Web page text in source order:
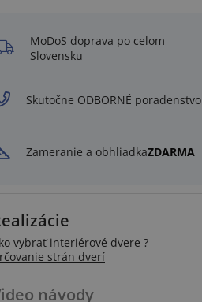
MoDoS doprava po celom
Slovensku
Skutočne ODBORNÉ poradenstvo
Zameranie a obhliadkaZDARMA
vybrať interiérové dvere ?
strán dverí
návody